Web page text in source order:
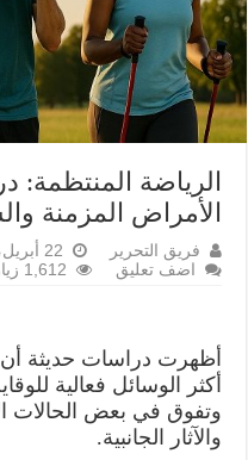
الرياضة المنتظمة:
الأمراض المزمنة
فريق التحرير 22 أبريل، 2025
اضف تعليق
1,612 زيارة
أظهرت دراسات حديثة أن
أكثر الوسائل فعالية
وتفوق في بعض الحالات
والآثار الجانبية.